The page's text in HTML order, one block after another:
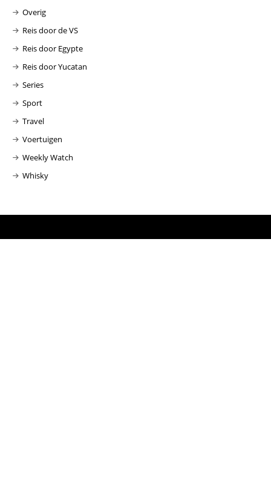
Overig
Reis door de VS
Reis door Egypte
Reis door Yucatan
Series
Sport
Travel
Voertuigen
Weekly Watch
Whisky